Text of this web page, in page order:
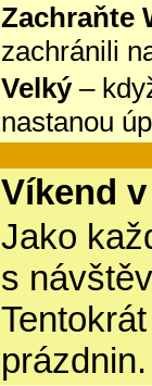
Zachraňte
zachránili
Velký–
nastanou
Víkend
Jako
s
prázdnin.